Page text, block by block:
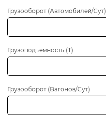
Грузооборот
Грузооборот (Автомобилей/Сут)
Грузоподъемность (Т)
Грузооборот (Вагонов/Сут)